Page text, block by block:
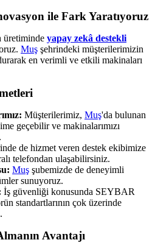
ile Fark Yaratıyoruz
üretiminde yapay zekâ destekli
Muş şehrindeki müşterilerimizin
en verimli ve etkili makinaları
Müşterilerimiz, Muş'da bulunan
geçebilir ve makinalarımızı
de hizmet veren destek ekibimize
telefondan ulaşabilirsiniz.
Muş şubemizde de deneyimli
sunuyoruz.
İş güvenliği konusunda SEYBAR
standartlarının çok üzerinde
Avantajı